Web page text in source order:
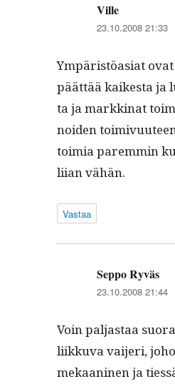
Ville
23.10.2008 21:33
Ympäristöasi­at
päät­tää kaikesta ja
ta ja markki­nat
noiden
toimia parem­min
liian vähän.
Vastaa
Seppo Ryväs
23.10.2008 21:44
Voin pal­jas­taa
liikku­va vai­jeri,
mekaa­ni­nen ja